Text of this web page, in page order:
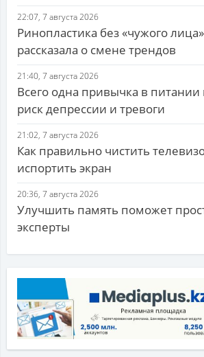
22:07, 7 августа 2026
Ринопластика без «чужого
рассказала о смене трендов
21:40, 7 августа 2026
Всего одна привычка в
риск депрессии и тревоги
21:02, 7 августа 2026
Как правильно чистить
испортить экран
20:36, 7 августа 2026
Улучшить память поможет
эксперты